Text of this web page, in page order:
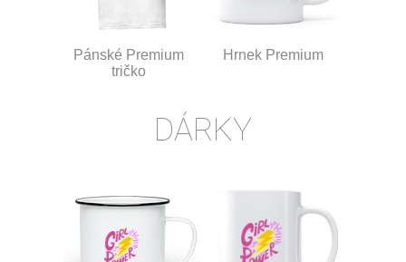
Pánské Premium
tričko
Hrnek Premium
DÁRKY